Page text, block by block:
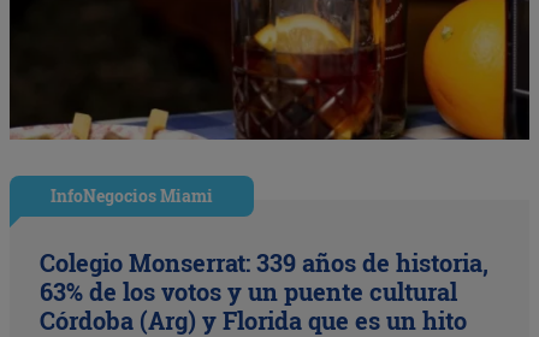
InfoNegocios Miami
Colegio Monserrat: 339 años de historia,
63% de los votos y un puente cultural
Córdoba (Arg) y Florida que es un hito